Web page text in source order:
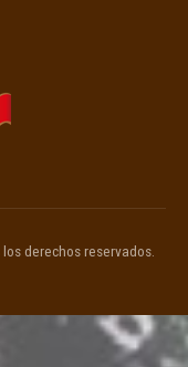
derechos reservados.